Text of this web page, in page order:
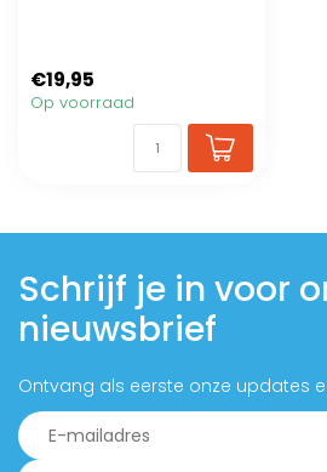
€19,95
Op voorraad
Schrijf je in voor
nieuwsbrief
Ontvang als eerste onze updates